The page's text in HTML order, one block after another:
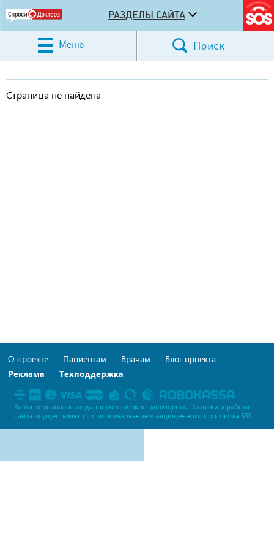
РАЗДЕЛЫ САЙТА
Меню Поиск
Страница не найдена
О проекте Пациентам Врачам
Блог проекта
Реклама
Техподдержка
Ваши персональные даннные надежно защищены. Платежи и работа
сайта осуществляются c использованием защищенного протокола SSL.